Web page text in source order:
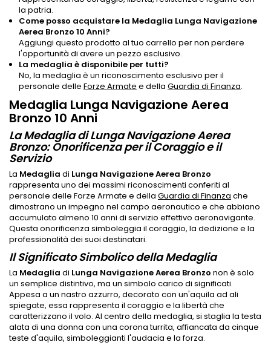
la patria.
Come posso acquistare la Medaglia Lunga Navigazione
Aerea Bronzo 10 Anni?
Aggiungi questo prodotto al tuo carrello per non perdere
l'opportunità di avere un pezzo esclusivo.
La medaglia è disponibile per tutti?
No, la medaglia è un riconoscimento esclusivo per il
personale delle Forze Armate e della Guardia di Finanza.
Medaglia Lunga Navigazione Aerea
Bronzo 10 Anni
La Medaglia di Lunga Navigazione Aerea
Bronzo: Onorificenza per il Coraggio e il
Servizio
La Medaglia di Lunga Navigazione Aerea Bronzo
rappresenta uno dei massimi riconoscimenti conferiti al
personale delle Forze Armate e della Guardia di Finanza che
dimostrano un impegno nel campo aeronautico e che abbiano
accumulato almeno 10 anni di servizio effettivo aeronavigante.
Questa onorificenza simboleggia il coraggio, la dedizione e la
professionalità dei suoi destinatari.
Il Significato Simbolico della Medaglia
La Medaglia di Lunga Navigazione Aerea Bronzo non è solo
un semplice distintivo, ma un simbolo carico di significati.
Appesa a un nastro azzurro, decorato con un'aquila ad ali
spiegate, essa rappresenta il coraggio e la libertà che
caratterizzano il volo. Al centro della medaglia, si staglia la testa
alata di una donna con una corona turrita, affiancata da cinque
teste d'aquila, simboleggianti l'audacia e la forza.